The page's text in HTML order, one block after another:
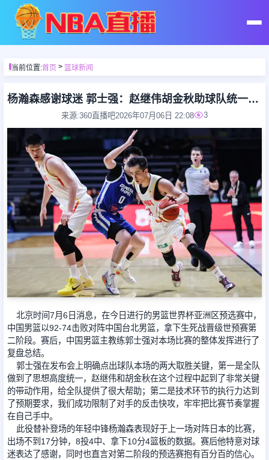
首页
足球直播
篮球直播
足球录像
篮球录像
足球集锦
篮球集锦
篮球新闻
当前位置:首页> 篮球新闻
杨瀚森感谢球迷 郭士强：赵继伟胡金秋助球队统一思想
来源:360直播吧2026年07月06日 22:08 3
北京时间7月6日消息，在今日进行的男篮世界杯亚洲区预选赛中，
中国男篮以92-74击败对阵中国台北男篮，拿下生死战晋级世预赛第
二阶段。赛后，中国男篮主教练郭士强对本场比赛的整体发挥进行了
复盘总结。
郭士强在发布会上明确点出球队本场的两大取胜关键，第一是全队
做到了思想高度统一，赵继伟和胡金秋在这个过程中起到了非常关键
的带动作用，给全队提供了很大帮助；第二是技术环节的执行力达到
了预期要求，我们成功限制了对手的反击快攻，牢牢把比赛节奏掌握
在自己手中。
此役替补登场的年轻中锋杨瀚森表现好于上一场对阵日本的比赛，
出场不到17分钟，8投4中、拿下10分4篮板的数据。赛后他特意对球
迷表达了感谢，同时也直言对第二阶段的预选赛抱有百分百的信心。